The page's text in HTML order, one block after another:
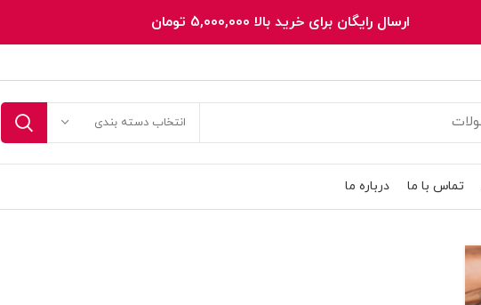
انتخاب دسته بندی
تماس با ما درباره ما
ارسال رایگان برای خرید بالا 5,000,000 تومان